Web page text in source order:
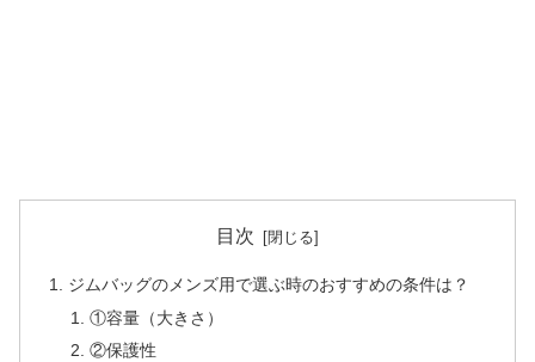
目次
ジムバッグのメンズ用で選ぶ時のおすすめの条件は？
①容量（大きさ）
②保護性